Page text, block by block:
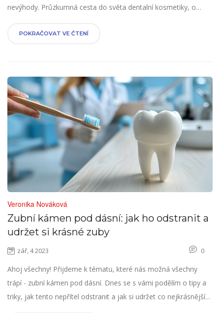
nevýhody. Průzkumná cesta do světa dentalní kosmetiky, o
fazety dobrým řešením pro vás. Tak pojďte se mnou tento svět
POKRAČOVAT VE ČTENÍ
Veronika Nováková
Zubní kámen pod dásní: jak ho odstranit a
udržet si krásné zuby
zář, 4 2023 0
Ahoj všechny! Přijdeme k tématu, které nás možná všechny
trápí - zubní kámen pod dásní. Dnes se s vámi podělím o tipy a
triky, jak tento nepřítel odstranit a jak si udržet co nejkrásnější